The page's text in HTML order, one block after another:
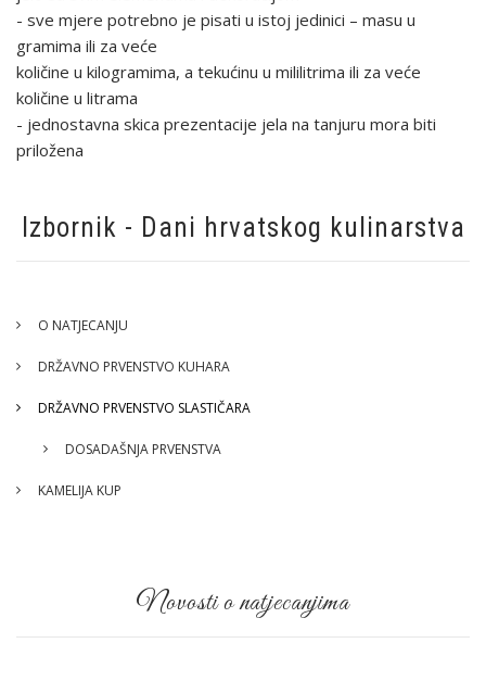
- sve mjere potrebno je pisati u istoj jedinici – masu u
gramima ili za veće
količine u kilogramima, a tekućinu u mililitrima ili za veće
količine u litrama
- jednostavna skica prezentacije jela na tanjuru mora biti
priložena
Izbornik - Dani hrvatskog kulinarstva
O NATJECANJU
DRŽAVNO PRVENSTVO KUHARA
DRŽAVNO PRVENSTVO SLASTIČARA
DOSADAŠNJA PRVENSTVA
KAMELIJA KUP
Novosti o natjecanjima